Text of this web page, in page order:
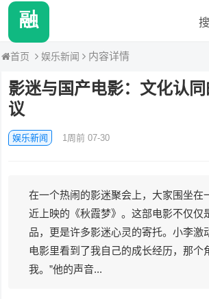
首页 娱乐新闻 内容详情
影迷与国产电影：文化认
议
娱乐新闻 1周前 07-30
在一个热闹的影迷聚会上，大家围坐在
近上映的《秋霞梦》。这部电影不仅仅
品，更是许多影迷心灵的寄托。小李激
电影里看到了我自己的成长经历，那个
我。”他的声音...